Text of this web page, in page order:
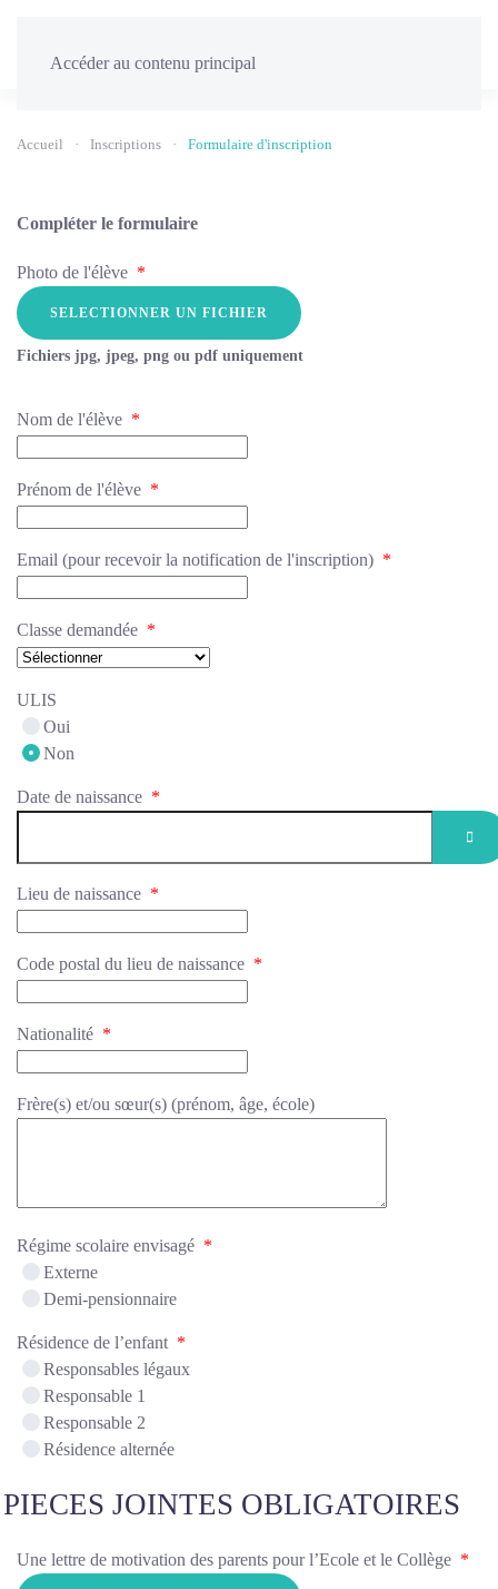
Accéder au contenu principal
Accueil Inscriptions Formulaire d'inscription
Compléter le formulaire
Photo de l'élève *
Fichiers jpg, jpeg, png ou pdf uniquement
Nom de l'élève *
Prénom de l'élève *
Email (pour recevoir la notification de l'inscription) *
Classe demandée *
ULIS
Oui
Non
Date de naissance *
Lieu de naissance *
Code postal du lieu de naissance *
Nationalité *
Frère(s) et/ou sœur(s) (prénom, âge, école)
Régime scolaire envisagé *
Externe
Demi-pensionnaire
Résidence de l’enfant *
Responsables légaux
Responsable 1
Responsable 2
Résidence alternée
PIECES JOINTES OBLIGATOIRES
Une lettre de motivation des parents pour l’Ecole et le Collège *